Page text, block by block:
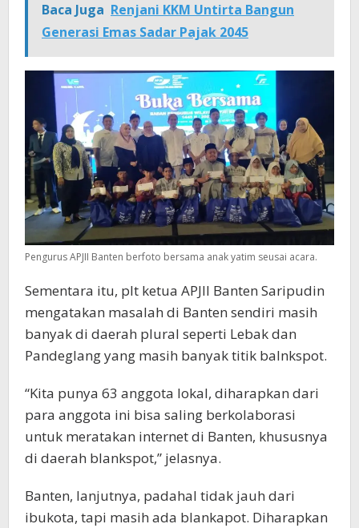
Baca Juga Renjani KKM Untirta Bangun
Generasi Emas Sadar Pajak 2045
Pengurus APJII Banten berfoto bersama anak yatim seusai acara.
Sementara itu, plt ketua APJII Banten Saripudin
mengatakan masalah di Banten sendiri masih
banyak di daerah plural seperti Lebak dan
Pandeglang yang masih banyak titik balnkspot.
“Kita punya 63 anggota lokal, diharapkan dari
para anggota ini bisa saling berkolaborasi
untuk meratakan internet di Banten, khususnya
di daerah blankspot,” jelasnya.
Banten, lanjutnya, padahal tidak jauh dari
ibukota, tapi masih ada blankapot. Diharapkan